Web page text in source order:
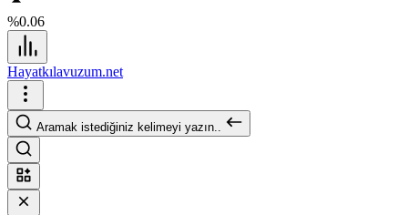
%0.06
Hayatkılavuzum.net
Aramak istediğiniz kelimeyi yazın..